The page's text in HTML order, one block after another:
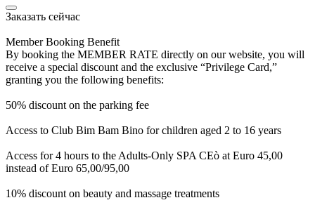
Заказать сейчас
Member Booking Benefit
By booking the MEMBER RATE directly on our website, you will
receive a special discount and the exclusive “Privilege Card,”
granting you the following benefits:
50% discount on the parking fee
Access to Club Bim Bam Bino for children aged 2 to 16 years
Access for 4 hours to the Adults-Only SPA CEò at Euro 45,00
instead of Euro 65,00/95,00
10% discount on beauty and massage treatments